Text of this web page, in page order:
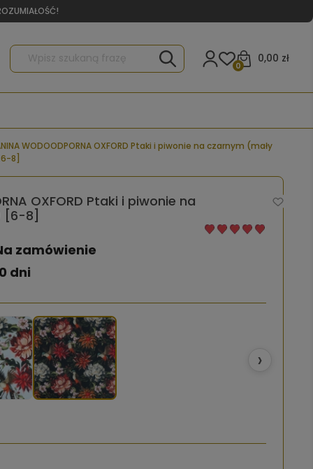
0,00 zł
0
WODOODPORNA OXFORD Ptaki i piwonie na czarnym (mały
8]
OXFORD Ptaki i piwonie na
[6-8]
zamówienie
dni
›